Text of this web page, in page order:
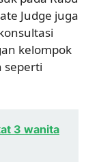
Judge juga
kelompok
seperti
3 wanita